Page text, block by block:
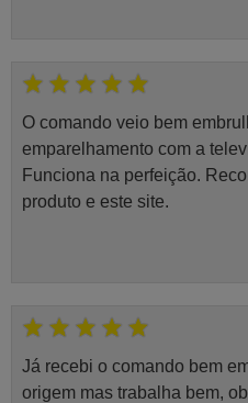
O comando veio bem
emparelhamento com a
Funciona na perfeição.
produto e este site.
Já recebi o comando bem
origem mas trabalha bem,